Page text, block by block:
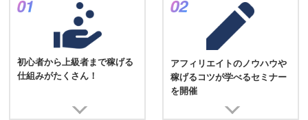
初心者から上級者まで稼げる
仕組みがたくさん！
アフィリエイトのノウハウや
稼げるコツが学べるセミナー
を開催